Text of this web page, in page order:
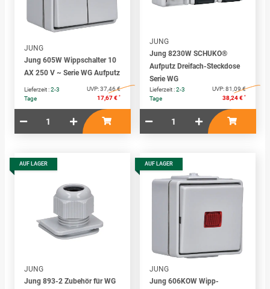
JUNG
Jung 605W Wippschalter 10
AX 250 V ~ Serie WG Aufputz
Lieferzeit :2-3
Tage
UVP:37,46 €
17,67 € *
JUNG
Jung 8230W SCHUKO®
Aufputz Dreifach-Steckdose
Serie WG
Lieferzeit :2-3
Tage
UVP:81,09 €
38,24 € *
AUF LAGER
JUNG
Jung 893-2 Zubehör für WG
AUF LAGER
JUNG
Jung 606KOW Wipp-